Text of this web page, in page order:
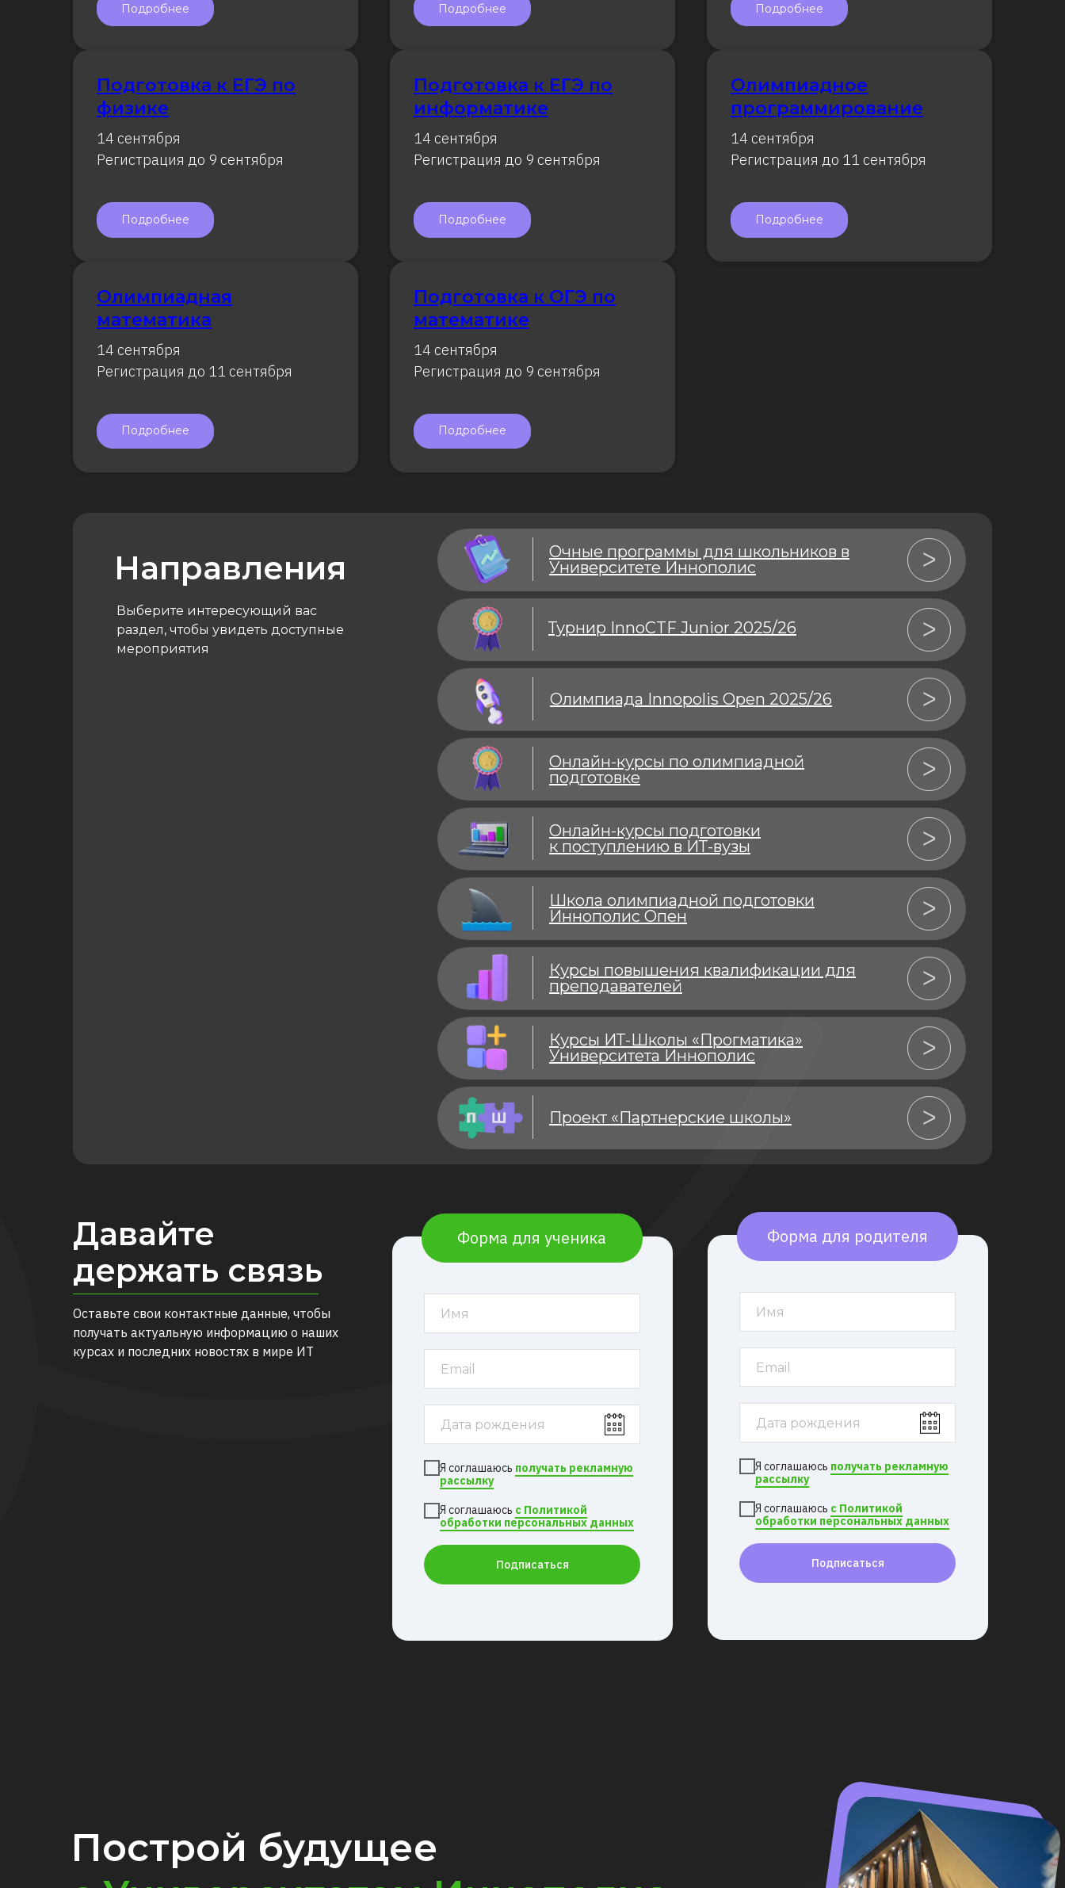
Подробнее Подробнее Подробнее
Подготовка к ЕГЭ по
физике
14 сентября
Регистрация до 9 сентября
Подробнее
Подготовка к ЕГЭ по
информатике
14 сентября
Регистрация до 9 сентября
Подробнее
Олимпиадное
программирование
14 сентября
Регистрация до 11 сентября
Подробнее
Олимпиадная
математика
14 сентября
Регистрация до 11 сентября
Подробнее
Подготовка к ОГЭ по
математике
14 сентября
Регистрация до 9 сентября
Подробнее
ᐳ
Онлайн-курсы по олимпиадной
подготовке
ᐳ
Онлайн-курсы подготовки
к поступлению в ИТ-вузы
ᐳ
Олимпиада Innopolis Open 2025/26
ᐳ
Очные программы для школьников в
Университете Иннополис
ᐳ
Турнир InnoCTF Junior 2025/26
ᐳ
Курсы повышения квалификации для
преподавателей
ᐳ
Школа олимпиадной подготовки
Иннополис Опен
Направления
Выберите интересующий вас
раздел, чтобы увидеть доступные
мероприятия
ᐳ
Курсы ИТ-Школы «Прогматика»
Университета Иннополис
ᐳ
Проект «Партнерские школы»
Давайте
держать связь
Оставьте свои контактные данные, чтобы
получать актуальную информацию о наших
курсах и последних новостях в мире ИТ
Я соглашаюсь получать рекламную
рассылку
Я соглашаюсь с Политикой
обработки персональных данных
Подписаться
Я соглашаюсь получать рекламную
рассылку
Я соглашаюсь с Политикой
обработки персональных данных
Подписаться
Форма для родителя
Форма для ученика
Построй будущее